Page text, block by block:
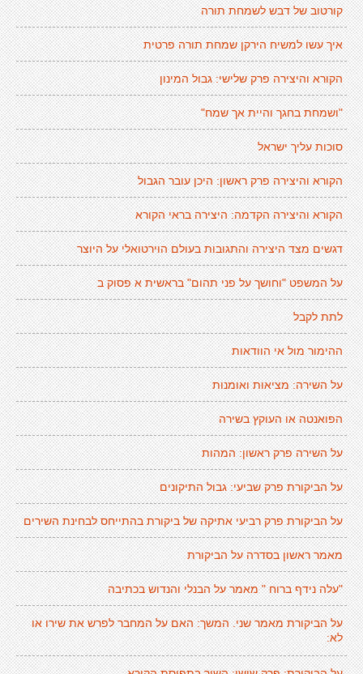
קורטוב של דבש לשמחת תורה
איך עשו למשיח הירקן שמחת תורה פרטית
הקורא והיצירה פרק שלישי: גבול המינון
"ושמחת בחגך והיית אך שמח"
סוכות עליך ישראל
הקורא והיצירה פרק ראשון: היכן עובר הגבול
הקורא והיצירה הקדמה: היצירה בראי הקורא
דגשים מצד היצירה והתגובות בעולם הוירטואלי על היוצר
על המשפט "וחושך על פני תהום" בראשית א פסוק ב
לתת לקבל
ההימור מול אי הוודאות
על השירה: מציאות ואומנות
הפואנטה או העוקץ בשירה
על השירה פרק ראשון: המהות
על הביקורת פרק שביעי: גבול התיקונים
על הביקורת פרק רביעי אתיקה של ביקורת בהתייחס לבחינת השירים
מאמר ראשון בסדרה על הביקורת
"עלה נידף ברוח " מאמר על הבנלי והנדוש בכתיבה
על הביקורת מאמר שני. המשך: האם על המחבר לפרש את שירו או
לא: